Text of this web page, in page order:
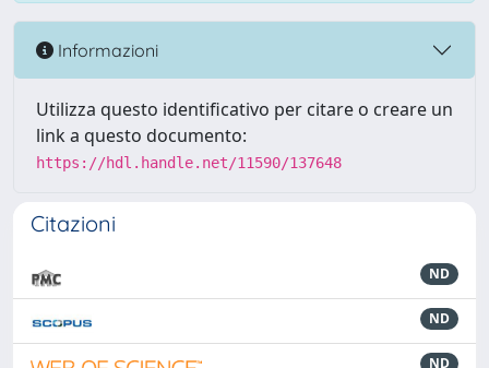
Informazioni
Utilizza questo identificativo per citare o creare un
link a questo documento:
https://hdl.handle.net/11590/137648
Citazioni
ND
ND
ND